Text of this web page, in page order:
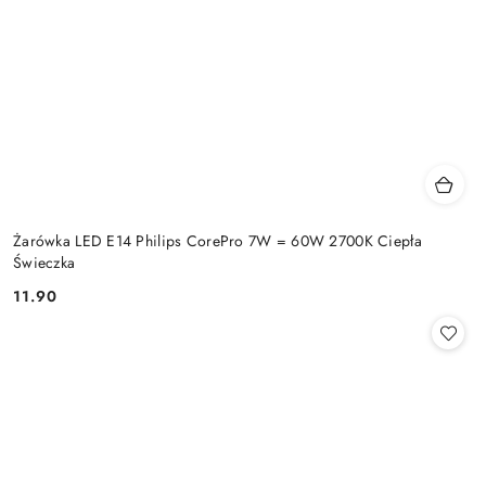
Żarówka LED E14 Philips CorePro 7W = 60W 2700K Ciepła
Świeczka
Cena:
11.90